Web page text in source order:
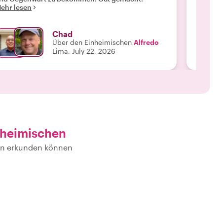
lesen
Chad
Über den Einheimischen Alfredo
Lima, July 22, 2026
noch
erkunden können